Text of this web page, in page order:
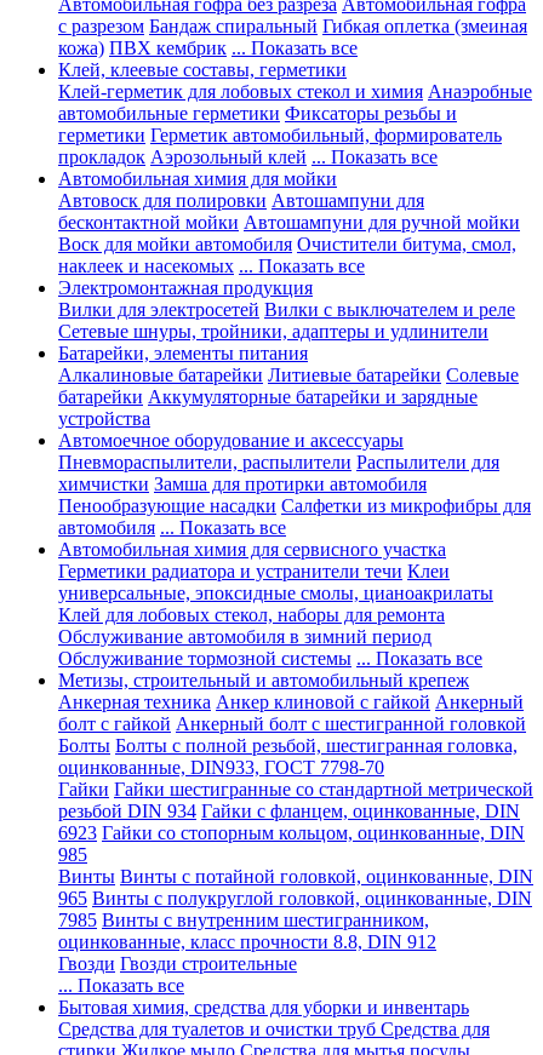
Автомобильная гофра без разреза Автомобильная гофра
с разрезом Бандаж спиральный Гибкая оплетка (змеиная
кожа) ПВХ кембрик ... Показать все
Клей, клеевые составы, герметики
Клей-герметик для лобовых стекол и химия Анаэробные
автомобильные герметики Фиксаторы резьбы и
герметики Герметик автомобильный, формирователь
прокладок Аэрозольный клей ... Показать все
Автомобильная химия для мойки
Автовоск для полировки Автошампуни для
бесконтактной мойки Автошампуни для ручной мойки
Воск для мойки автомобиля Очистители битума, смол,
наклеек и насекомых ... Показать все
Электромонтажная продукция
Вилки для электросетей Вилки с выключателем и реле
Сетевые шнуры, тройники, адаптеры и удлинители
Батарейки, элементы питания
Алкалиновые батарейки Литиевые батарейки Солевые
батарейки Аккумуляторные батарейки и зарядные
устройства
Автомоечное оборудование и аксессуары
Пневмораспылители, распылители Распылители для
химчистки Замша для протирки автомобиля
Пенообразующие насадки Салфетки из микрофибры для
автомобиля ... Показать все
Автомобильная химия для сервисного участка
Герметики радиатора и устранители течи Клеи
универсальные, эпоксидные смолы, цианоакрилаты
Клей для лобовых стекол, наборы для ремонта
Обслуживание автомобиля в зимний период
Обслуживание тормозной системы ... Показать все
Метизы, строительный и автомобильный крепеж
Анкерная техника Анкер клиновой с гайкой Анкерный
болт с гайкой Анкерный болт с шестигранной головкой
Болты Болты с полной резьбой, шестигранная головка,
оцинкованные, DIN933, ГОСТ 7798-70
Гайки Гайки шестигранные со стандартной метрической
резьбой DIN 934 Гайки с фланцем, оцинкованные, DIN
6923 Гайки со стопорным кольцом, оцинкованные, DIN
985
Винты Винты с потайной головкой, оцинкованные, DIN
965 Винты с полукруглой головкой, оцинкованные, DIN
7985 Винты с внутренним шестигранником,
оцинкованные, класс прочности 8.8, DIN 912
Гвозди Гвозди строительные
... Показать все
Бытовая химия, средства для уборки и инвентарь
Средства для туалетов и очистки труб Средства для
стирки Жидкое мыло Средства для мытья посуды